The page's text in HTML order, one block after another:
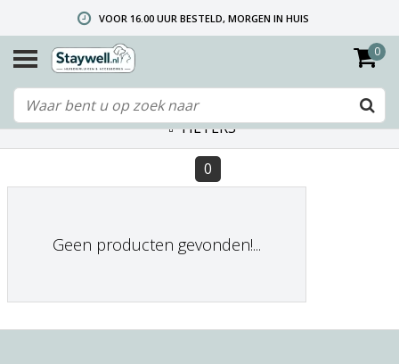
VOOR 16.00 UUR BESTELD, MORGEN IN HUIS
GRATIS VERZENDING VANAF € 40,- (ALLEEN NEDERLAND)
TELEFONISCHE HELPDESK 010 492 02 35 (LET OP: WIJ ZIJN NIET DE FABRIKANT! ZIE KLANTENSERVICE-INFO)
0
FILTERS
0
Geen producten gevonden!...